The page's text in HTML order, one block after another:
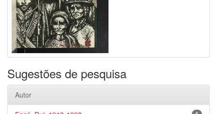
Sugestões de pesquisa
Autor